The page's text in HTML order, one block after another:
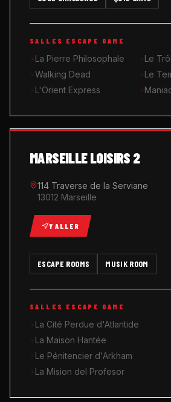
MUSIK ROOM KARAOKÉ
QUIZ GAME
SALLES ESCAPE GAME
La Pierre Philosophale
Le
Walking Dead
Le
L'Orient Express
MARSEILLE LOISIRS 2
114 Traverse de la Serviane
13012 Marseille
Y ALLER
ESCAPE ROOMS MUSIK ROOM
SALLES ESCAPE GAME
La Cité Perdue d'Atlantide
La Maison Hantée
Le Pénitencier d'Arkham
La Mision del Profesor